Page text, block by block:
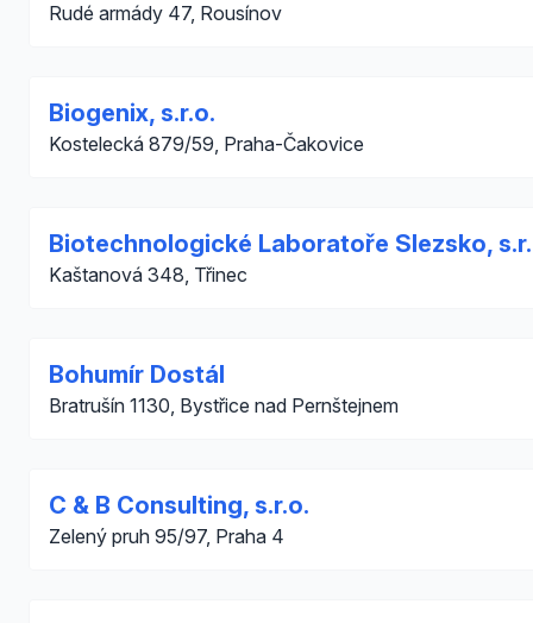
Rudé armády 47, Rousínov
Biogenix, s.r.o.
Kostelecká 879/59, Praha-Čakovice
Biotechnologické Laboratoře Slezsko,
Kaštanová 348, Třinec
Bohumír Dostál
Bratrušín 1130, Bystřice nad Pernštejnem
C & B Consulting, s.r.o.
Zelený pruh 95/97, Praha 4